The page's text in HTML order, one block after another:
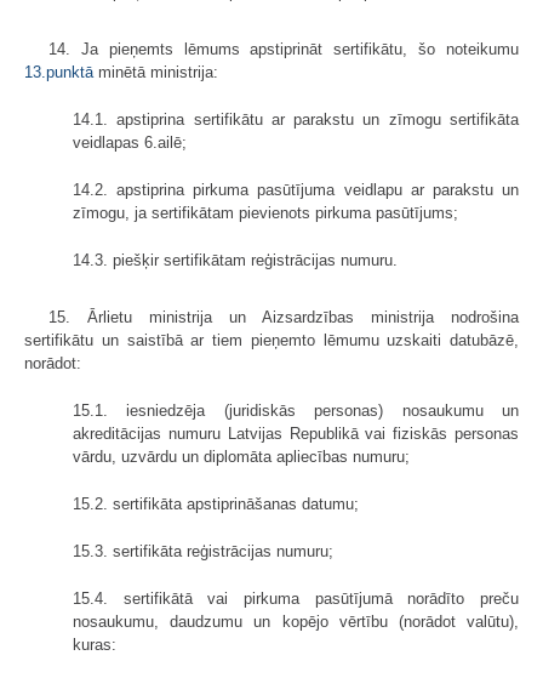
14. Ja pieņemts lēmums apstiprināt sertifikātu, šo noteikumu
13.punktāminētā ministrija:
14.1. apstiprina sertifikātu ar parakstu un zīmogu sertifikāta
veidlapas 6.ailē;
14.2. apstiprina pirkuma pasūtījuma veidlapu ar parakstu un
zīmogu, ja sertifikātam pievienots pirkuma pasūtījums;
14.3. piešķir sertifikātam reģistrācijas numuru.
15. Ārlietu ministrija un Aizsardzības ministrija nodrošina
sertifikātu un saistībā ar tiem pieņemto lēmumu uzskaiti datubāzē,
norādot:
15.1. iesniedzēja (juridiskās personas) nosaukumu un
akreditācijas numuru Latvijas Republikā vai fiziskās personas
vārdu, uzvārdu un diplomāta apliecības numuru;
15.2. sertifikāta apstiprināšanas datumu;
15.3. sertifikāta reģistrācijas numuru;
15.4. sertifikātā vai pirkuma pasūtījumā norādīto preču
nosaukumu, daudzumu un kopējo vērtību (norādot valūtu),
kuras: